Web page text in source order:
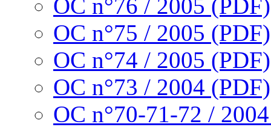
OC n°76 / 2005 (PDF)
OC n°75 / 2005 (PDF)
OC n°74 / 2005 (PDF)
OC n°73 / 2004 (PDF)
OC n°70-71-72 /